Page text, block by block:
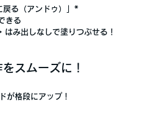
戻る（アンドゥ）」 *
きる
はみ出しなしで塗りつぶせる！
スムーズに！
が格段にアップ！